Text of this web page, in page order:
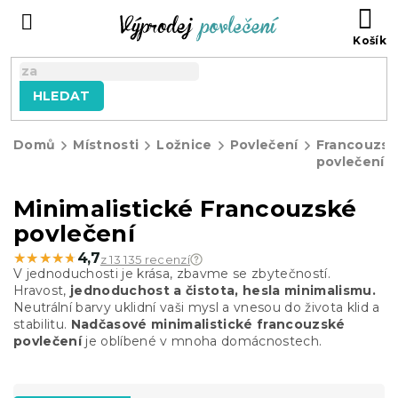
HLEDAT
Domů Místnosti Ložnice Povlečení
povlečení
Minimalistické Francouzské
povlečení
★★★★★
★★★★★ 4,7z 13 135 recenzí
V jednoduchosti je krása, zbavme se zbytečností.
Hravost, jednoduchost a čistota, hesla minimalismu.
Neutrální barvy uklidní vaši mysl a vnesou do života klid a
stabilitu. Nadčasové minimalistické francouzské
povlečeníje oblíbené v mnoha domácnostech.
Ř